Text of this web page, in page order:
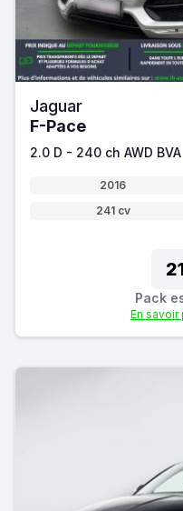
Jaguar
F-Pace
2.0 D - 240 ch AWD BVA
2016
241 cv
Pack
En savoir